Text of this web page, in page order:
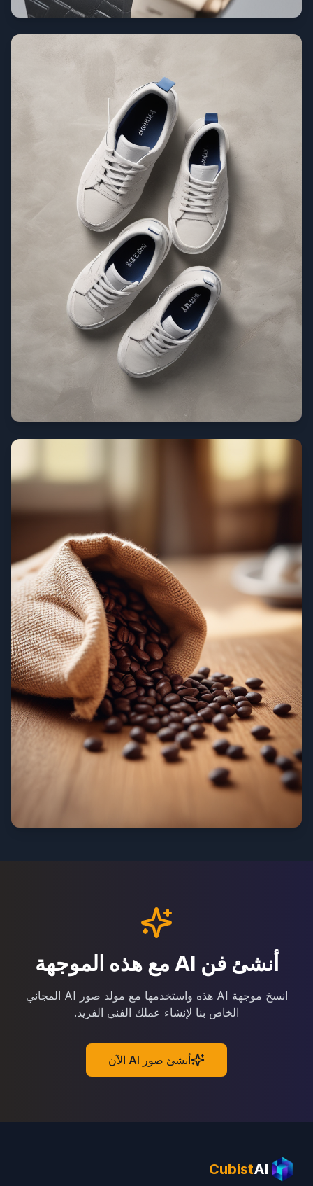
أنشئ فن AI مع هذه الموجهة
انسخ موجهة AI هذه واستخدمها مع مولد صور AI المجاني
الخاص بنا لإنشاء عملك الفني الفريد.
أنشئ صور AI الآن
CubistAI